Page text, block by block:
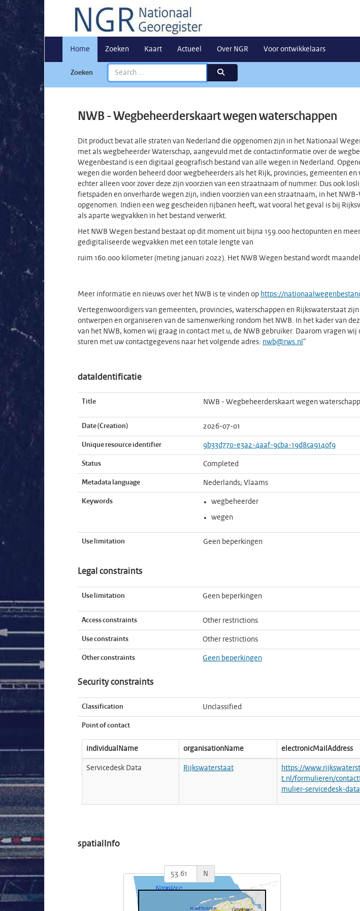
Home Zoeken Kaart Actueel Over NGR Voor ontwikkelaars
Zoeken
NWB - Wegbeheerderskaart wegen waterschappen
Dit product bevat alle straten van Nederland die opgenomen zijn in het Nationaal
met als wegbeheerder Waterschap, aangevuld met de contactinformatie over de
Wegenbestand is een digitaal geografisch bestand van alle wegen in Nederland.
wegen die worden beheerd door wegbeheerders als het Rijk, provincies, gemeenten en
echter alleen voor zover deze zijn voorzien van een straatnaam of nummer. Dus ook
fietspaden en onverharde wegen zijn, indien voorzien van een straatnaam, in het NWB-
opgenomen. Indien een weg gescheiden rijbanen heeft, wat vooral het geval is bij
als aparte wegvakken in het bestand verwerkt.
Het NWB Wegen bestand bestaat op dit moment uit bijna 159.000 hectopunten en
gedigitaliseerde wegvakken met een totale lengte van
ruim 160.000 kilometer (meting januari 2022). Het NWB Wegen bestand wordt
Meer informatie en nieuws over het NWB is te vinden op https://
Vertegenwoordigers van gemeenten, provincies, waterschappen en Rijkswaterstaat
ontwerpen en organiseren van de samenwerking rondom het NWB. In het kader van
van het NWB, komen wij graag in contact met u, de NWB gebruiker. Daarom vragen wij
sturen met uw contactgegevens naar het volgende adres: nwb@rws.nl "
dataIdentificatie
Title NWB - Wegbeheerderskaart wegen
Date (Creation) 2026-07-01
Unique resource identifier 9b33d770-e3a2-4aaf-9cba-19d8ca9140f9
Status Completed
Metadata language Nederlands; Vlaams
Keywords wegbeheerder
wegen
Use limitation Geen beperkingen
Legal constraints
Use limitation Geen beperkingen
Access constraints Other restrictions
Use constraints Other restrictions
Other constraints Geen beperkingen
Security constraints
Classification Unclassified
Point of contact
individualName organisationName electronicMailAddress
Servicedesk Data Rijkswaterstaat
https://
t.nl/formulieren/
mulier-servicedesk-data
spatialInfo
N